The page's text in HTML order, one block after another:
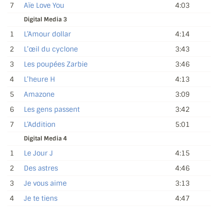
7
Aïe Love You 4:03
Digital Media 3
1 L’Amour dollar
4:14
2
L’œil du cyclone
3:43
3
Les poupées Zarbie
3:46
4
L’heure H
4:13
5
Amazone
3:09
6
Les gens passent
3:42
7
L’Addition 5:01
Digital Media 4
1 Le Jour J
4:15
2
Des astres
4:46
3
Je vous aime
3:13
4
Je te tiens
4:47